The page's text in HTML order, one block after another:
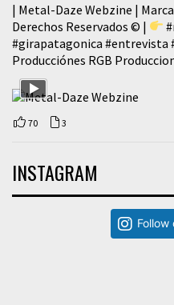
| Metal-Daze Webzine |
Derechos Reservados © |
#girapatagonica #entrevista
Producciónes RGB
70 3
INSTAGRAM
Follow